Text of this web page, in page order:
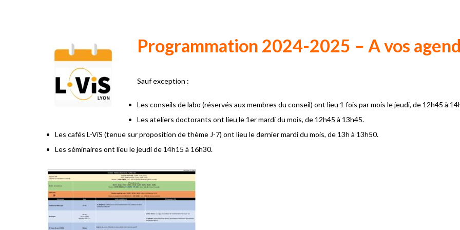
Programmation 2024-2025 – A vos
Sauf exception :
Les conseils de labo (réservés aux membres du conseil) ont lieu 1 fois par mois le jeudi, de 12h45 à
Les ateliers doctorants ont lieu le 1er mardi du mois, de 12h45 à 13h45.
Les cafés L-ViS (tenue sur proposition de thème J-7) ont lieu le dernier mardi du mois, de 13h à 13h50.
Les séminaires ont lieu le jeudi de 14h15 à 16h30.